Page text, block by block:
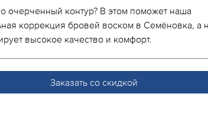
очерченный контур? В этом поможет наша
коррекция бровей воском в Семёновка, а
высокое качество и комфорт.
Заказать со скидкой